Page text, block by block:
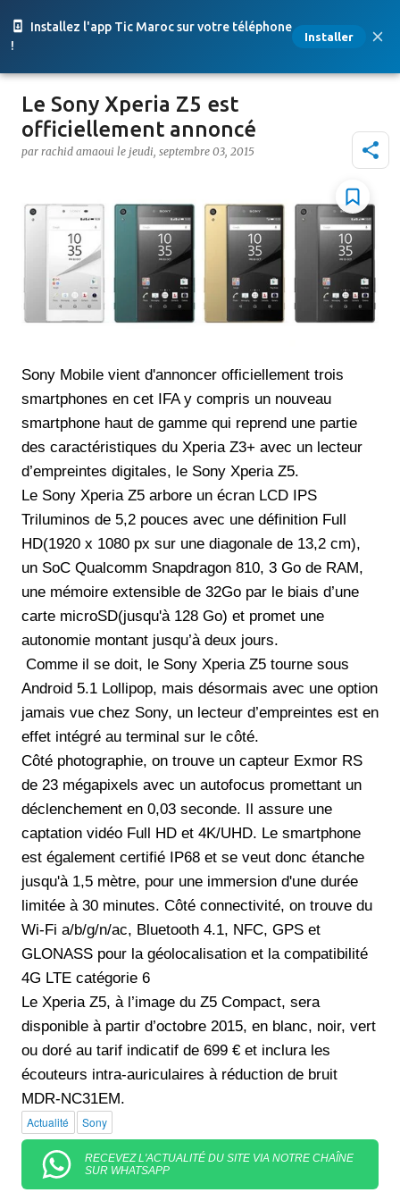
Installez l'app Tic Maroc sur votre téléphone
!
Installer
Accéder au contenu principal
Le Sony Xperia Z5 est
officiellement annoncé
par rachid amaoui le jeudi, septembre 03, 2015
Sony Mobile vient d'annoncer officiellement trois
smartphones en cet IFA y compris un nouveau
smartphone haut de gamme qui reprend une partie
des caractéristiques du Xperia Z3+ avec un lecteur
d’empreintes digitales, le Sony Xperia Z5.
Le Sony Xperia Z5 arbore un écran LCD IPS
Triluminos de 5,2 pouces avec une définition Full
HD(1920 x 1080 px sur une diagonale de 13,2 cm),
un SoC Qualcomm Snapdragon 810, 3 Go de RAM,
une mémoire extensible de 32Go par le biais d’une
carte microSD(jusqu'à 128 Go) et promet une
autonomie montant jusqu’à deux jours.
Comme il se doit, le Sony Xperia Z5 tourne sous
Android 5.1 Lollipop, mais désormais avec une option
jamais vue chez Sony, un lecteur d’empreintes est en
effet intégré au terminal sur le côté.
Côté photographie, on trouve un capteur Exmor RS
de 23 mégapixels avec un autofocus promettant un
déclenchement en 0,03 seconde. Il assure une
captation vidéo Full HD et 4K/UHD. Le smartphone
est également certifié IP68 et se veut donc étanche
jusqu'à 1,5 mètre, pour une immersion d'une durée
limitée à 30 minutes. Côté connectivité, on trouve du
Wi-Fi a/b/g/n/ac, Bluetooth 4.1, NFC, GPS et
GLONASS pour la géolocalisation et la compatibilité
4G LTE catégorie 6
Le Xperia Z5, à l’image du Z5 Compact, sera
disponible à partir d’octobre 2015, en blanc, noir, vert
ou doré au tarif indicatif de 699 € et inclura les
écouteurs intra-auriculaires à réduction de bruit
MDR-NC31EM.
Actualité Sony
RECEVEZ L'ACTUALITÉ DU SITE VIA NOTRE CHAÎNE
SUR WHATSAPP